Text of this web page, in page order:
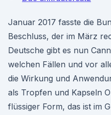
Januar 2017 fasste die
Beschluss, der im März
Deutsche gibt es nun
welchen Fällen und vor
die Wirkung und
als Tropfen und Kapseln
flüssiger Form, das ist im